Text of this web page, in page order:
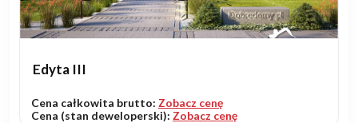
Edyta III
Cena całkowita brutto: Zobacz cenę
Cena (stan deweloperski): Zobacz cenę